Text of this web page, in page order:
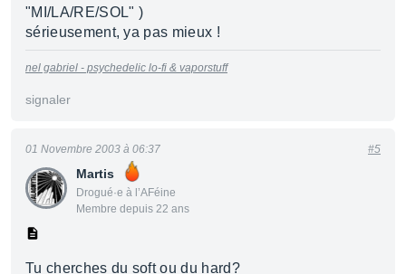
"MI/LA/RE/SOL" )
sérieusement, ya pas mieux !
nel gabriel - psychedelic lo-fi & vaporstuff
signaler
Martis
Drogué·e à l’AFéine
Membre depuis 22 ans
01 Novembre 2003 à 06:37 #5
Tu cherches du soft ou du hard?